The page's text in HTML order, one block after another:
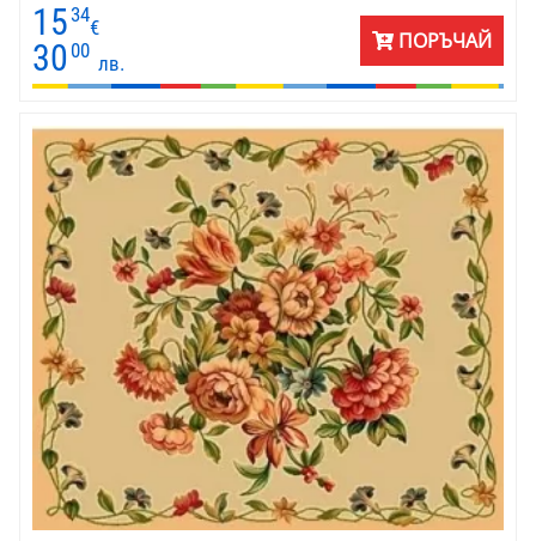
15 34
€
30 00
лв.
ПОРЪЧАЙ